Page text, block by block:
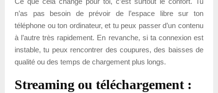
n’as pas besoin de prévoir de l’espace libre sur ton
téléphone ou ton ordinateur, et tu peux passer d’un contenu
à l’autre très rapidement. En revanche, si ta connexion est
instable, tu peux rencontrer des coupures, des baisses de
qualité ou des temps de chargement plus longs.
Streaming ou téléchargement :